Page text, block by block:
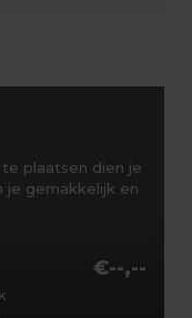
plaatsen dien je
je gemakkelijk en
€--,--